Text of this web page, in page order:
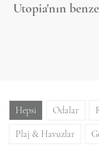
Utopia'nın
Hepsi Odalar
Plaj & Havuzlar